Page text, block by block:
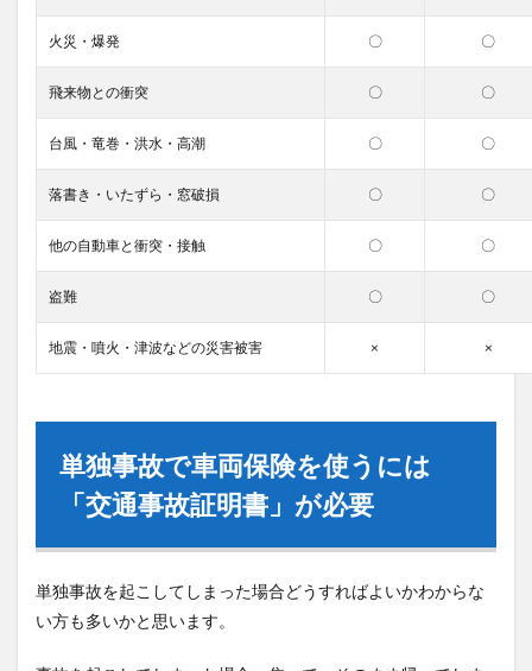
火災・爆発 〇 〇
飛来物との衝突 〇 〇
台風・竜巻・洪水・高潮 〇 〇
落書き・いたずら・窓破損 〇 〇
他の自動車と衝突・接触 〇 〇
盗難 〇 〇
地震・噴火・津波などの災害被害 × ×
単独事故で車両保険を使うには
「交通事故証明書」が必要
単独事故を起こしてしまった場合どうすればよいかわからな
い方も多いかと思います。